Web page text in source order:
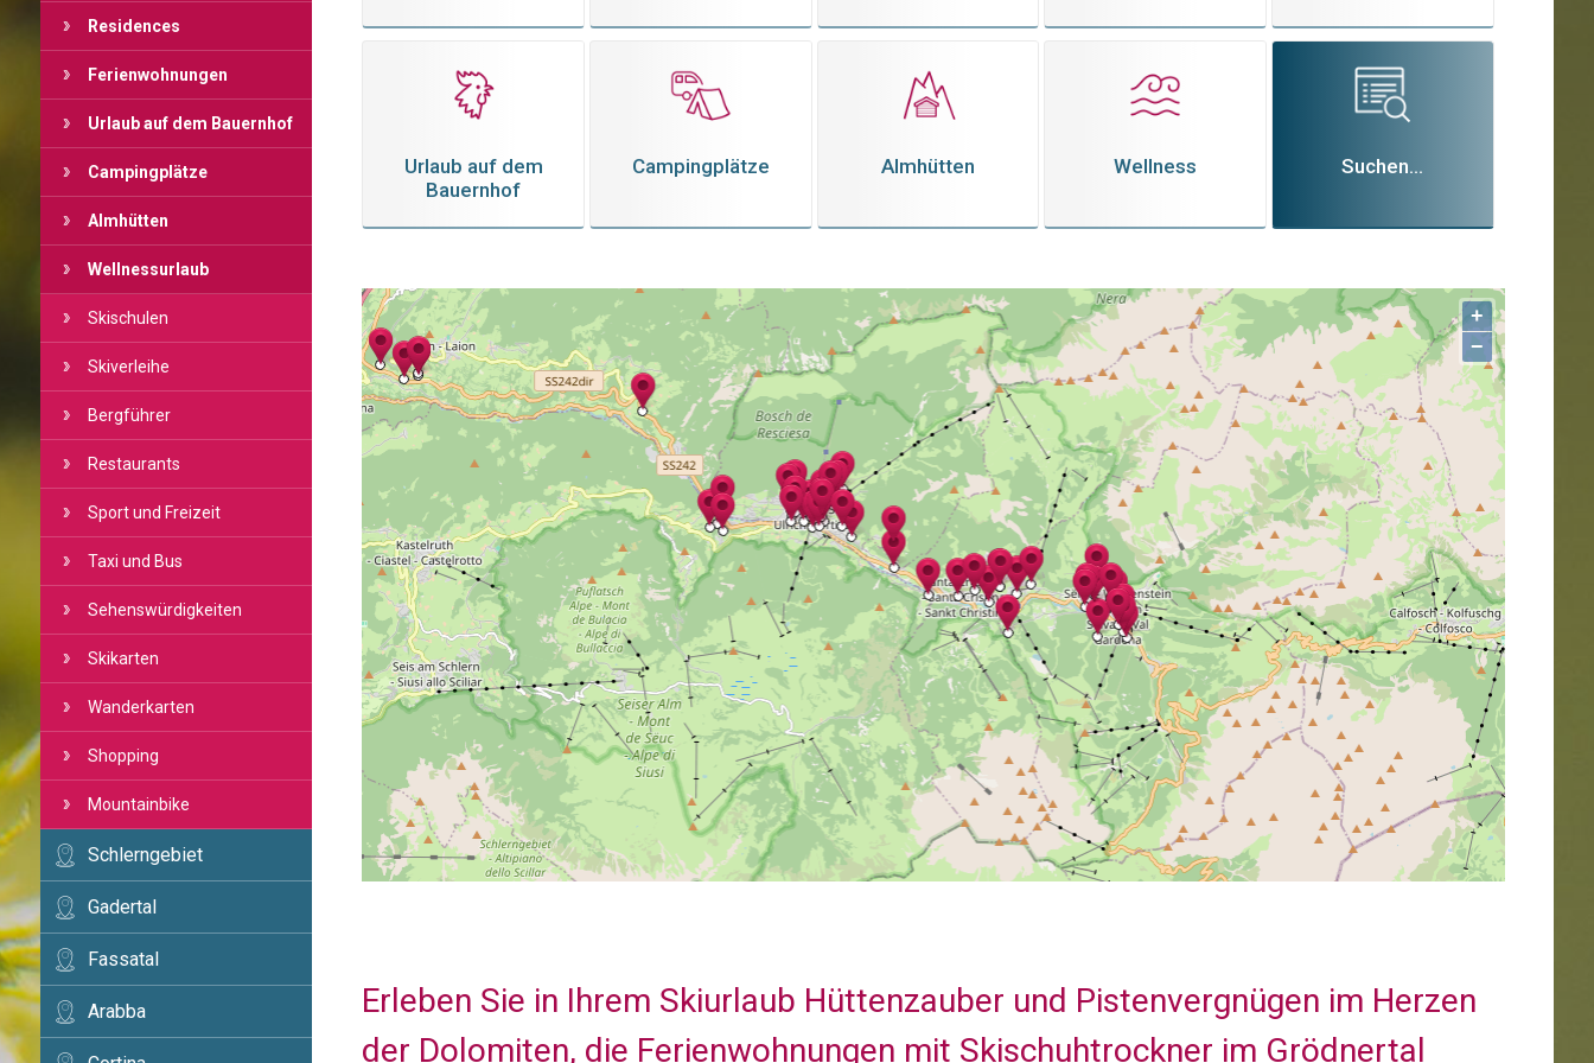
Residences
Ferienwohnungen
Urlaub auf dem Bauernhof
Campingplätze
Almhütten
Wellnessurlaub
Skischulen
Skiverleihe
Bergführer
Restaurants
Sport und Freizeit
Taxi und Bus
Sehenswürdigkeiten
Skikarten
Wanderkarten
Shopping
Mountainbike
Schlerngebiet
Gadertal
Fassatal
Arabba
Urlaub auf dem
Bauernhof
Campingplätze Almhütten Wellness Suchen...
+
−
Erleben Sie in Ihrem Skiurlaub Hüttenzauber und Pistenvergnügen im Herzen
der Dolomiten, die Ferienwohnungen mit Skischuhtrockner im Grödnertal